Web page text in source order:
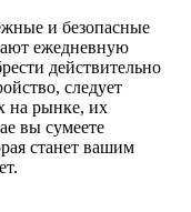
и безопасные
ежедневную
действительно
следует
на рынке, их
вы сумеете
станет вашим